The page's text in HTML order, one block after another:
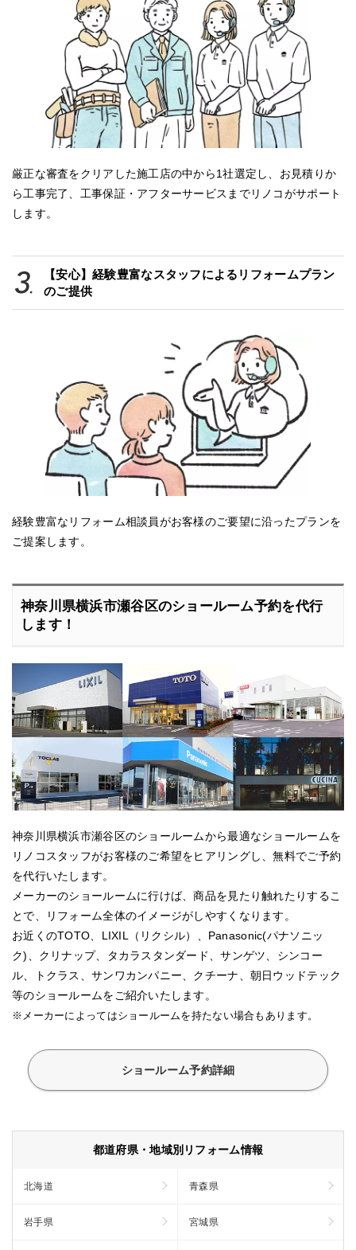
厳正な審査をクリアした施工店の中から1社選定し、お見積りか
ら工事完了、工事保証・アフターサービスまでリノコがサポート
します。
【安心】経験豊富なスタッフによるリフォームプラン
のご提供
経験豊富なリフォーム相談員がお客様のご要望に沿ったプランを
ご提案します。
神奈川県横浜市瀬谷区のショールーム予約を代行
します！
神奈川県横浜市瀬谷区のショールームから最適なショールームを
リノコスタッフがお客様のご希望をヒアリングし、無料でご予約
を代行いたします。
メーカーのショールームに行けば、商品を見たり触れたりするこ
とで、リフォーム全体のイメージがしやすくなります。
お近くのTOTO、LIXIL（リクシル）、Panasonic(パナソニッ
ク)、クリナップ、タカラスタンダード、サンゲツ、シンコー
ル、トクラス、サンワカンパニー、クチーナ、朝日ウッドテック
等のショールームをご紹介いたします。
※メーカーによってはショールームを持たない場合もあります。
ショールーム予約詳細
都道府県・地域別リフォーム情報
北海道 青森県
岩手県 宮城県